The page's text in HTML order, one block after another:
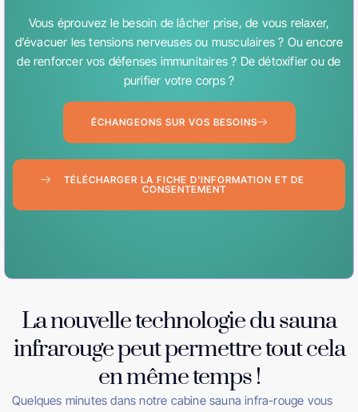
Vous éprouvez le besoin de lâcher prise, de vous relaxer,
d’évacuer les tensions nerveuses ou musculaires ? Ou encore
de renforcer vos défenses immunitaires ? De détoxifier ou de
purifier votre corps ?
ÉCHANGEONS SUR VOS BESOINS
TÉLÉCHARGER LA FICHE D'INFORMATION ET DE
CONSENTEMENT
La nouvelle technologie du sauna
infrarouge peut permettre tout cela
en même temps !
Quelques minutes dans notre cabine sauna infra-rouge vous